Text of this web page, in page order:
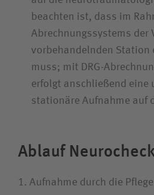
beachten ist, dass im
Abrechnungssystems der
vorbehandelnden Station
muss; mit DRG-
erfolgt anschließend eine
stationäre Aufnahme auf
Ablauf
1. Aufnahme durch die Pflege